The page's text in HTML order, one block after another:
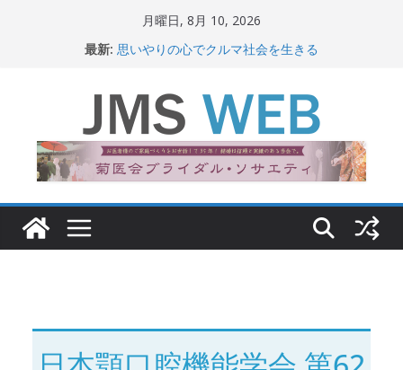
ッ
月曜日, 8月 10, 2026
最新: 思いやりの心でクルマ社会を生きる
関東大震災から100 年
新生ニッポン！